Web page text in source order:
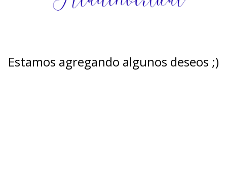
Estamos agregando algunos deseos ;)